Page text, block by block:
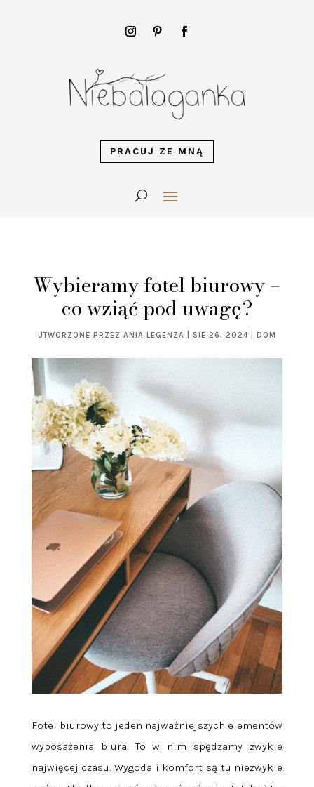
PRACUJ ZE MNĄ
Wybieramy fotel biurowy –
co wziąć pod uwagę?
UTWORZONE PRZEZ ANIA LEGENZA SIE 26, 2024| DOM
Fotel biurowy to jeden najważniejszych elementów
wyposażenia biura. To w nim spędzamy zwykle
najwięcej czasu. Wygoda i komfort są tu niezwykle